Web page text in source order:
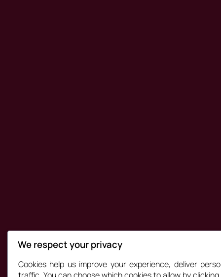
We respect your privacy
Cookies help us improve your experience, deliver